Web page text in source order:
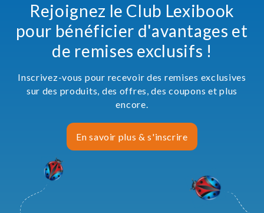
Rejoignez le Club Lexibook
pour bénéficier d'avantages et
de remises exclusifs !
Inscrivez-vous pour recevoir des remises exclusives
sur des produits, des offres, des coupons et plus
encore.
En savoir plus & s'inscrire